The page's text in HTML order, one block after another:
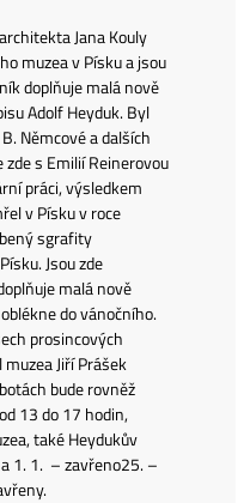
Jana Kouly
muzea v Písku a jsou
doplňuje malá nově
Adolf Heyduk. Byl
Němcové a dalších
s Emilií Reinerovou
práci, výsledkem
v Písku v roce
sgrafity
Jsou zde
malá nově
do vánočního.
prosincových
Jiří Prášek
bude rovněž
13 do 17 hodin,
také Heydukův
1. 1. – zavřeno25. –